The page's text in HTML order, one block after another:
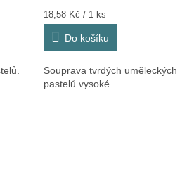
Měrná
cena:
18,58 Kč / 1 ks
Do košíku
Souprava tvrdých uměleckých
pastelů vysoké...